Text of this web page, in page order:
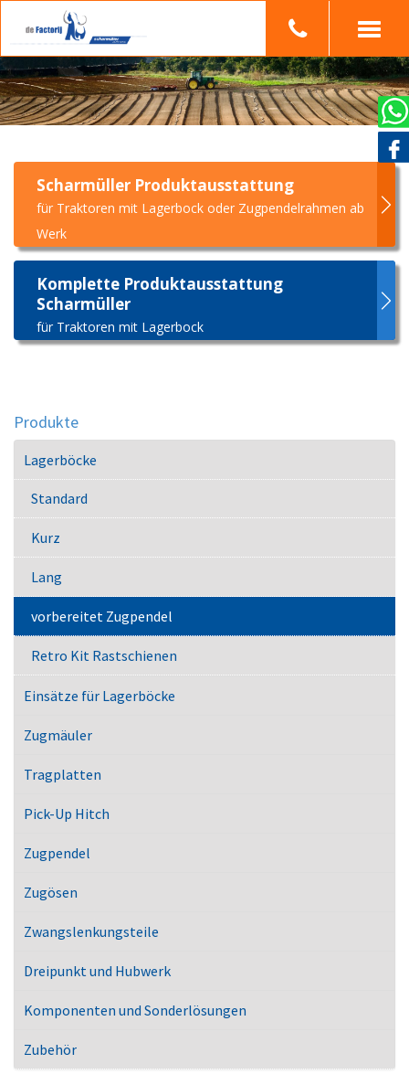
Scharmüller Produktausstattung
für Traktoren mit Lagerbock oder Zugpendelrahmen ab
Werk
Komplette Produktausstattung
Scharmüller
für Traktoren mit Lagerbock
Produkte
Lagerböcke
Standard
Kurz
Lang
vorbereitet Zugpendel
Retro Kit Rastschienen
Einsätze für Lagerböcke
Zugmäuler
Tragplatten
Pick-Up Hitch
Zugpendel
Zugösen
Zwangslenkungsteile
Dreipunkt und Hubwerk
Komponenten und Sonderlösungen
Zubehör